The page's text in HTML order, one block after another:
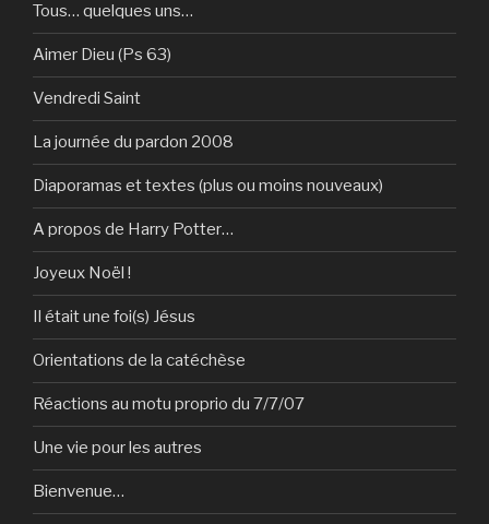
Tous… quelques uns…
Aimer Dieu (Ps 63)
Vendredi Saint
La journée du pardon 2008
Diaporamas et textes (plus ou moins nouveaux)
A propos de Harry Potter…
Joyeux Noël !
Il était une foi(s) Jésus
Orientations de la catéchèse
Réactions au motu proprio du 7/7/07
Une vie pour les autres
Bienvenue…